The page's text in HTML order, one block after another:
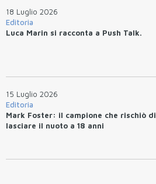
18 Luglio 2026
Editoria
Luca Marin si racconta a Push Talk.
15 Luglio 2026
Editoria
Mark Foster: il campione che rischiò di
lasciare il nuoto a 18 anni